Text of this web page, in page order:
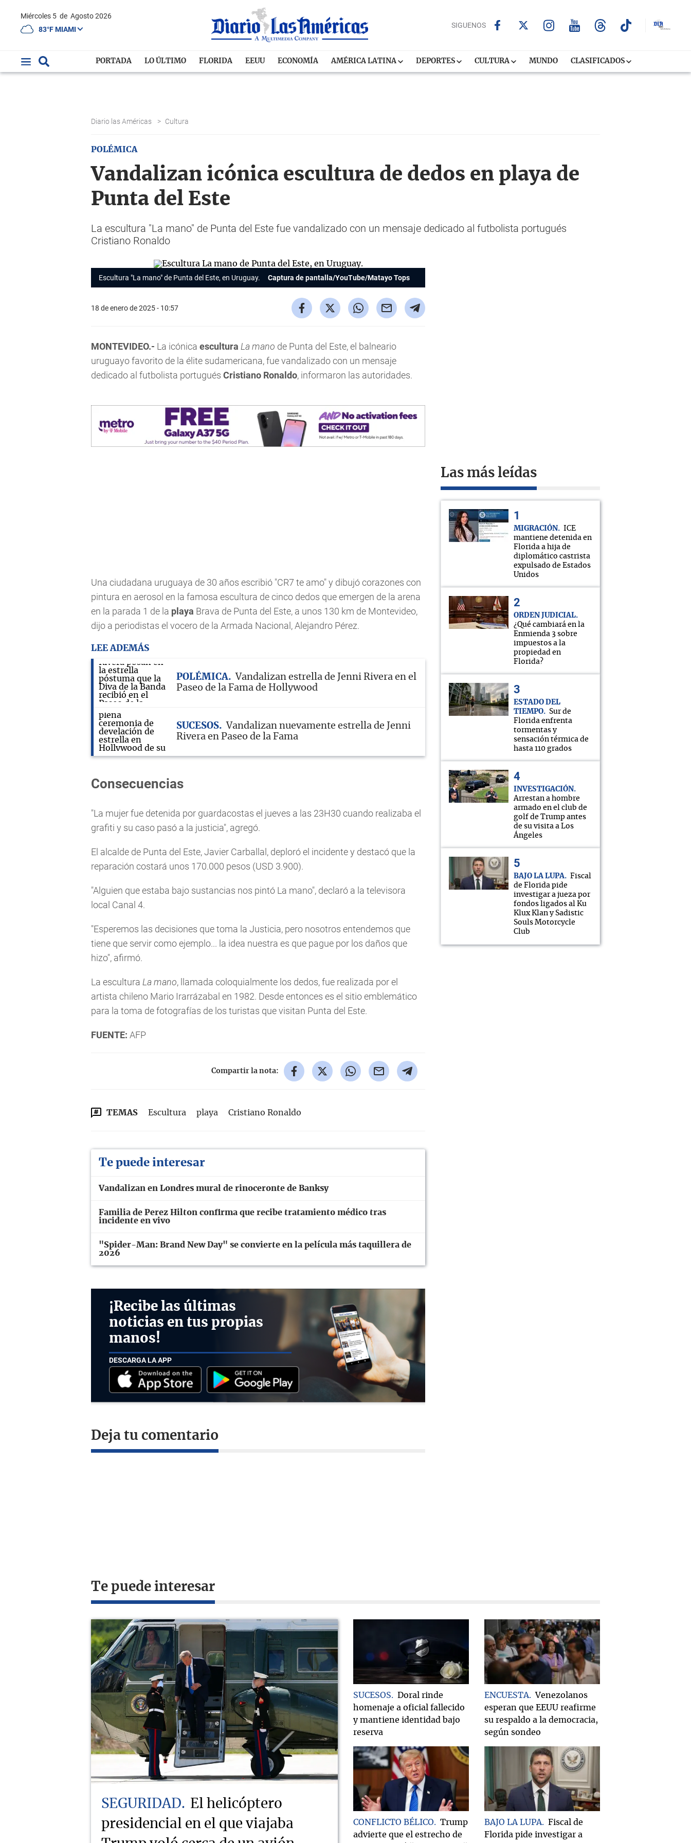
Miércoles 5 de Agosto 2026
83°F MIAMI
SIGUENOS
PORTADA LO ÚLTIMO FLORIDA EEUU ECONOMÍA AMÉRICA LATINA DEPORTES CULTURA MUNDO CLASIFICADOS
Diario las Américas > Cultura
POLÉMICA
Vandalizan icónica escultura de dedos en playa de
Punta del Este
La escultura "La mano" de Punta del Este fue vandalizado con un mensaje dedicado al futbolista portugués
Cristiano Ronaldo
Escultura "La mano"de Punta del Este, en Uruguay. Captura de pantalla/YouTube/Matayo Tops
18 de enero de 2025 - 10:57
MONTEVIDEO.- La icónica escultura La mano de Punta del Este, el balneario
uruguayo favorito de la élite sudamericana, fue vandalizado con un mensaje
dedicado al futbolista portugués Cristiano Ronaldo, informaron las autoridades.
Una ciudadana uruguaya de 30 años escribió "CR7 te amo" y dibujó corazones con
pintura en aerosol en la famosa escultura de cinco dedos que emergen de la arena
en la parada 1 de la playa Brava de Punta del Este, a unos 130 km de Montevideo,
dijo a periodistas el vocero de la Armada Nacional, Alejandro Pérez.
LEE ADEMÁS
POLÉMICA
Vandalizan estrella de Jenni Rivera en el
Paseo de la Fama de Hollywood
SUCESOS
Vandalizan nuevamente estrella de Jenni
Rivera en Paseo de la Fama
Consecuencias
"La mujer fue detenida por guardacostas el jueves a las 23H30 cuando realizaba el
grafiti y su caso pasó a la justicia", agregó.
El alcalde de Punta del Este, Javier Carballal, deploró el incidente y destacó que la
reparación costará unos 170.000 pesos (USD 3.900).
"Alguien que estaba bajo sustancias nos pintó La mano", declaró a la televisora
local Canal 4.
"Esperemos las decisiones que toma la Justicia, pero nosotros entendemos que
tiene que servir como ejemplo... la idea nuestra es que pague por los daños que
hizo", afirmó.
La escultura La mano, llamada coloquialmente los dedos, fue realizada por el
artista chileno Mario Irarrázabal en 1982. Desde entonces es el sitio emblemático
para la toma de fotografías de los turistas que visitan Punta del Este.
FUENTE: AFP
Compartir la nota:
TEMAS Escultura playa Cristiano Ronaldo
Te puede interesar
Vandalizan en Londres mural de rinoceronte de Banksy
Familia de Perez Hilton confirma que recibe tratamiento médico tras
incidente en vivo
"Spider-Man: Brand New Day" se convierte en la película más taquillera de
2026
¡Recibe las últimas
noticias en tus propias
manos!
DESCARGA LA APP
Deja tu comentario
Las más leídas
MIGRACIÓN
ICE
mantiene detenida en
Florida a hija de
diplomático castrista
expulsado de Estados
Unidos
ORDEN JUDICIAL
¿Qué cambiará en la
Enmienda 3 sobre
impuestos a la
propiedad en
Florida?
ESTADO DEL
TIEMPO
Sur de
Florida enfrenta
tormentas y
sensación térmica de
hasta 110 grados
INVESTIGACIÓN
Arrestan a hombre
armado en el club de
golf de Trump antes
de su visita a Los
Ángeles
BAJO LA LUPA
Fiscal
de Florida pide
investigar a jueza por
fondos ligados al Ku
Klux Klan y Sadistic
Souls Motorcycle
Club
Te puede interesar
SEGURIDAD
El helicóptero
presidencial en el que viajaba
SUCESOS
Doral rinde
homenaje a oficial fallecido
y mantiene identidad bajo
reserva
ENCUESTA
Venezolanos
esperan que EEUU reafirme
su respaldo a la democracia,
según sondeo
CONFLICTO BÉLICO
Trump
advierte que el estrecho de
BAJO LA LUPA
Fiscal de
Florida pide investigar a